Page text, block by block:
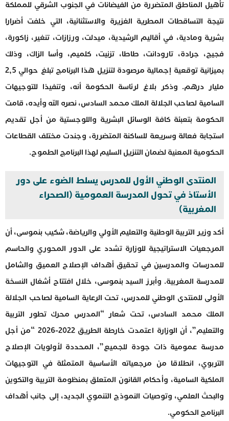
تأهيل المناطق المتضررة من الفيضانات في الجنوب الشرقي للمملكة
نتيجة التساقطات المطرية الغزيرة والاستثنائية، التي خلفت أضرارا
بشرية ومادية، في أقاليم الرشيدية، ميدلت، ورزازات، تنغير، زاكورة،
فجيج، جرادة، تارودانت، طاطا، تزنيت، كلميم، وأسا الزاك، وذلك
بميزانية توقعية إجمالية مرصودة لتنزيل هذا البرنامج تبلغ حوالي 2,5
مليار درهم. وذكر بلاغ لرئاسة الحكومة أنه، وتنفيذا للتوجيهات
السامية لصاحب الجلالة الملك محمد السادس، نصره الله وأيده، قامت
الحكومة بتعبئة كافة الوسائل البشرية واللوجستية من أجل تقديم
استجابة فعالة وسريعة للساكنة المتضررة، وجندت مختلف القطاعات
الحكومية المعنية لضمان التنزيل السليم لهذا البرنامج الطموح.
المنتدى الوطني الأول للمدرس يسلط الضوء على دور
الأستاذ في تحول المدرسة العمومية (الصحراء
المغربية)
أكد وزير التربية الوطنية والتعليم الأولي والرياضة، شكيب بنموسى، أن
المرجعيات الاستراتيجية للوزارة تشدد على الدور المحوري والحاسم
للمدرسات والمدرسين في تحقيق أهداف الإصلاح العميق والشامل
للمدرسة المغربية. وأبرز السيد بنموسى، خلال افتتاح أشغال النسخة
الأولى للمنتدى الوطني للمدرس، تحت الرعاية السامية لصاحب الجلالة
الملك محمد السادس، تحت شعار “المدرس محرك تطور التربية
والتعليم”، أن الوزارة اعتمدت خارطة الطريق 2022-2026 “من أجل
مدرسة عمومية ذات جودة للجميع”، المحددة لأولويات الإصلاح
التربوي، انطلاقا من مرجعياته الأساسية المتمثلة في التوجيهات
الملكية السامية، وأحكام القانون المتعلق بمنظومة التربية والتكوين
والبحث العلمي، وتوصيات النموذج التنموي الجديد، إلى جانب أهداف
البرنامج الحكومي.